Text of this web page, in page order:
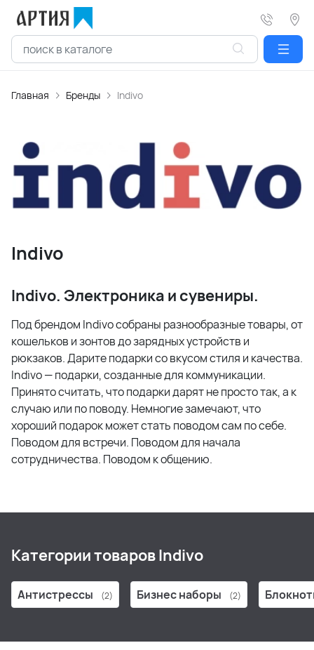
Главная Бренды Indivo
Indivo
Indivo. Электроника и сувениры.
Под брендом Indivo собраны разнообразные товары, от
кошельков и зонтов до зарядных устройств и
рюкзаков. Дарите подарки со вкусом стиля и качества.
Indivo — подарки, созданные для коммуникации.
Принято считать, что подарки дарят не просто так, а к
случаю или по поводу. Немногие замечают, что
хороший подарок может стать поводом сам по себе.
Поводом для встречи. Поводом для начала
сотрудничества. Поводом к общению.
Категории товаров Indivo
Антистрессы (2) Бизнес наборы (2)